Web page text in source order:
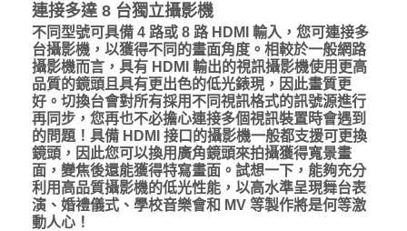
連接多達 8 台獨立攝影機
不同型號可具備 4 路或 8 路 HDMI 輸入，您可連接多
台攝影機，以獲得不同的畫面角度。相較於一般網路
攝影機而言，具有 HDMI 輸出的視訊攝影機使用更高
品質的鏡頭且具有更出色的低光錶現，因此畫質更
好。切換台會對所有採用不同視訊格式的訊號源進行
再同步，您再也不必擔心連接多個視訊裝置時會遇到
的問題！具備 HDMI 接口的攝影機一般都支援可更換
鏡頭，因此您可以換用廣角鏡頭來拍攝獲得寬景畫
面，變焦後還能獲得特寫畫面。試想一下，能夠充分
利用高品質攝影機的低光性能，以高水準呈現舞台表
演、婚禮儀式、學校音樂會和 MV 等製作將是何等激
動人心！